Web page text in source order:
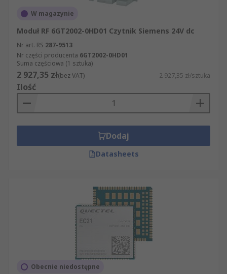
W magazynie
Moduł RF 6GT2002-0HD01 Czytnik Siemens 24V dc
Nr art. RS 287-9513
Nr części producenta 6GT2002-0HD01
Suma częściowa (1 sztuka)
2 927,35 zł(bez VAT) 2 927,35 zł/sztuka
Ilość
Dodaj
Datasheets
Obecnie niedostępne